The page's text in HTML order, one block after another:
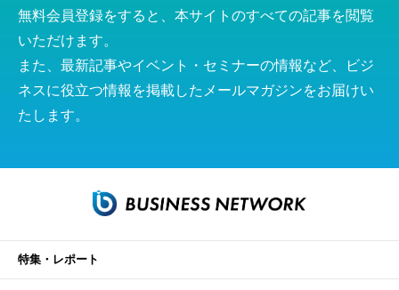
無料会員登録をすると、本サイトのすべての記事を閲覧
いただけます。
また、最新記事やイベント・セミナーの情報など、ビジ
ネスに役立つ情報を掲載したメールマガジンをお届けい
たします。
特集・レポート